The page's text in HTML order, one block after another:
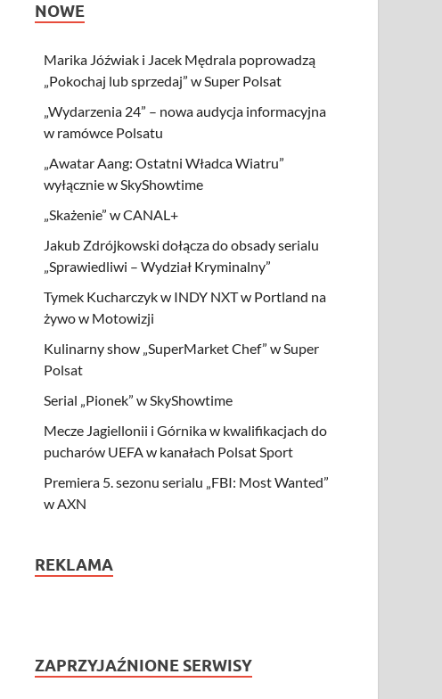
NOWE
Marika Jóźwiak i Jacek Mędrala poprowadzą
„Pokochaj lub sprzedaj” w Super Polsat
„Wydarzenia 24” – nowa audycja informacyjna
w ramówce Polsatu
„Awatar Aang: Ostatni Władca Wiatru”
wyłącznie w SkyShowtime
„Skażenie” w CANAL+
Jakub Zdrójkowski dołącza do obsady serialu
„Sprawiedliwi – Wydział Kryminalny”
Tymek Kucharczyk w INDY NXT w Portland na
żywo w Motowizji
Kulinarny show „SuperMarket Chef” w Super
Polsat
Serial „Pionek” w SkyShowtime
Mecze Jagiellonii i Górnika w kwalifikacjach do
pucharów UEFA w kanałach Polsat Sport
Premiera 5. sezonu serialu „FBI: Most Wanted”
w AXN
REKLAMA
ZAPRZYJAŹNIONE SERWISY